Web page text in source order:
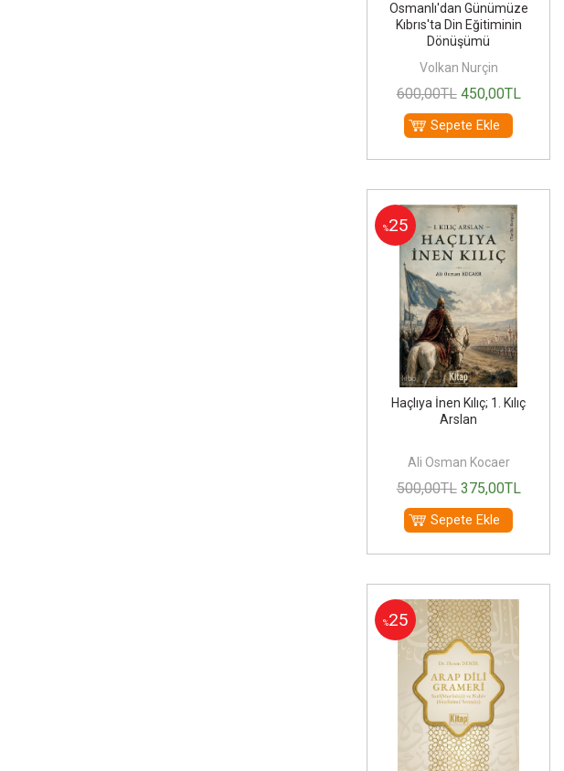
Osmanlı'dan Günümüze
Kıbrıs'ta Din Eğitiminin
Dönüşümü
Volkan Nurçin
600,00TL 450,00TL
Sepete Ekle
%25
Haçlıya İnen Kılıç; 1. Kılıç
Arslan
Ali Osman Kocaer
500,00TL 375,00TL
Sepete Ekle
%25